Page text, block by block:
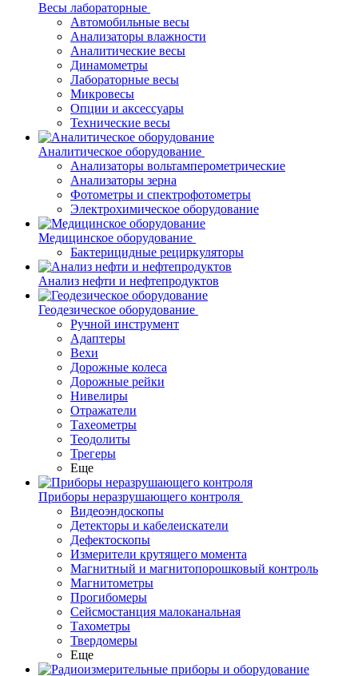
Весы лабораторные
Автомобильные весы
Анализаторы влажности
Аналитические весы
Динамометры
Лабораторные весы
Микровесы
Опции и аксессуары
Технические весы
Аналитическое оборудование
Анализаторы вольтамперометрические
Анализаторы зерна
Фотометры и спектрофотометры
Электрохимическое оборудование
Медицинское оборудование
Бактерицидные рециркуляторы
Анализ нефти и нефтепродуктов
Геодезическое оборудование
Ручной инструмент
Адаптеры
Вехи
Дорожные колеса
Дорожные рейки
Нивелиры
Отражатели
Тахеометры
Теодолиты
Трегеры
Еще
Приборы неразрушающего контроля
Видеоэндоскопы
Детекторы и кабелеискатели
Дефектоскопы
Измерители крутящего момента
Магнитный и магнитопорошковый контроль
Магнитометры
Прогибомеры
Сейсмостанция малоканальная
Тахометры
Твердомеры
Еще